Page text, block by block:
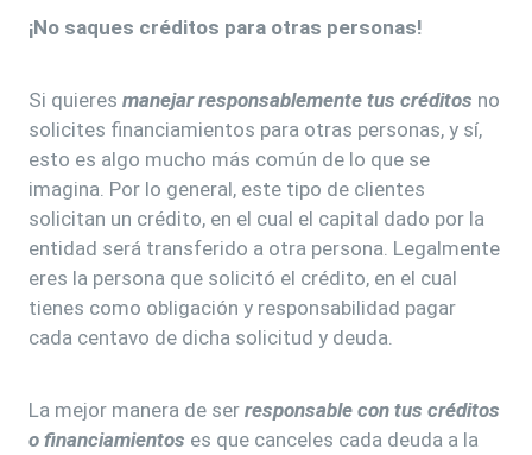
¡No saques créditos para otras personas!
Si quieres manejar responsablemente tus créditos no
solicites financiamientos para otras personas, y sí,
esto es algo mucho más común de lo que se
imagina. Por lo general, este tipo de clientes
solicitan un crédito, en el cual el capital dado por la
entidad será transferido a otra persona. Legalmente
eres la persona que solicitó el crédito, en el cual
tienes como obligación y responsabilidad pagar
cada centavo de dicha solicitud y deuda.
La mejor manera de ser responsable con tus créditos
o financiamientos es que canceles cada deuda a la